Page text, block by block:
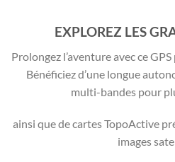
EXPLOREZ LES
Prolongez l’aventure avec ce
Bénéficiez d’une longue
multi-bandes pour
ainsi que de cartes TopoActive
images